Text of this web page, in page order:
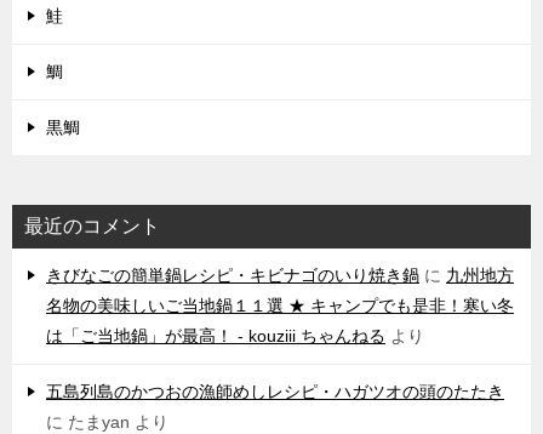
鮭
鯛
黒鯛
最近のコメント
きびなごの簡単鍋レシピ・キビナゴのいり焼き鍋 に 九州地方
名物の美味しいご当地鍋１１選 ★ キャンプでも是非！寒い冬
は「ご当地鍋」が最高！ - kouziii ちゃんねる より
五島列島のかつおの漁師めしレシピ・ハガツオの頭のたたき
に たまyan より